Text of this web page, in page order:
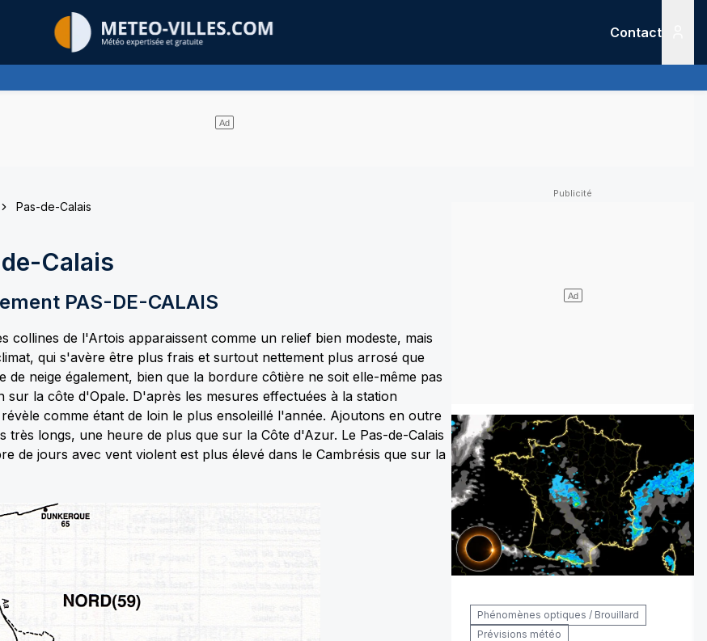
expertis&eacute;s
Contact
Pas-de-Calais
Calais
PAS-DE-CALAIS
collines de l'Artois apparaissent comme un relief bien modeste, mais
qui s'avère être plus frais et surtout nettement plus arrosé que
de neige également, bien que la bordure côtière ne soit elle-même pas
la côte d'Opale. D'après les mesures effectuées à la station
comme étant de loin le plus ensoleillé l'année. Ajoutons en outre
longs, une heure de plus que sur la Côte d'Azur. Le Pas-de-Calais
de jours avec vent violent est plus élevé dans le Cambrésis que sur la
/ Forte chaleur / Incendies
météo
Phénomènes optiques / Brouillard
Prévisions météo